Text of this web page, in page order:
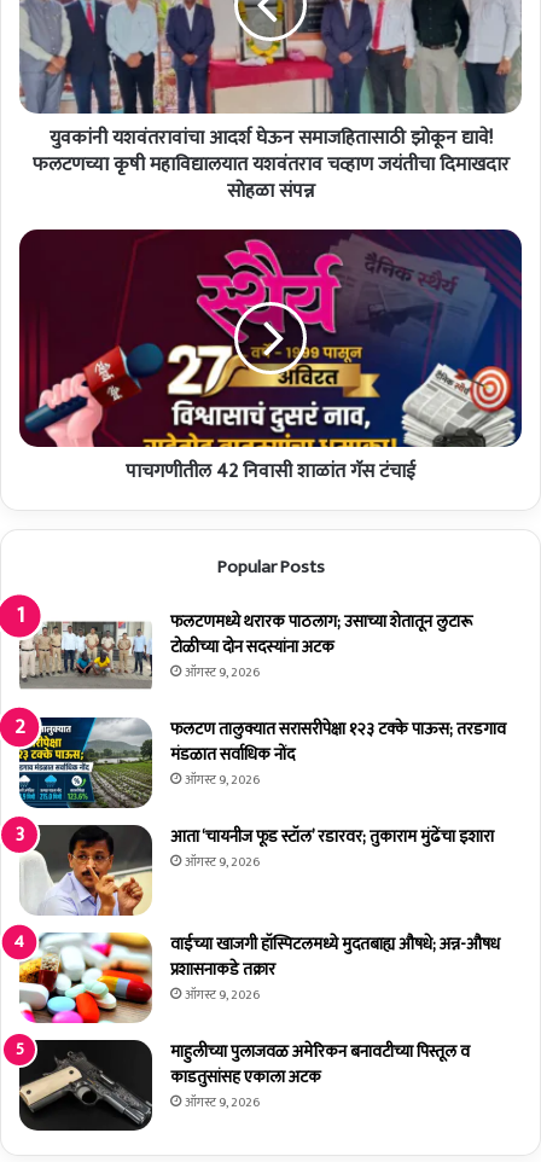
य
श
वं
त
रा
र्श
हि
ता
झो
द्या
वे
!
फ
ल
ट
ण
च्या
कृ
षी
म
वि
द्या
ल
या
त
य
श
वं
त
रा
व
युवकांनी यशवंतरावांचा आदर्श घेऊन समाजहितासाठी झोकून द्यावे!
फलटणच्या कृषी महाविद्यालयात यशवंतराव चव्हाण जयंतीचा दिमाखदार
सोहळा संपन्न
पा
2
नि
गॅ
स
टं
चा
ई
पाचगणीतील 42 निवासी शाळांत गॅस टंचाई
Popular Posts
फलटणमध्ये थरारक पाठलाग; उसाच्या शेतातून लुटारू
टोळीच्या दोन सदस्यांना अटक
ऑगस्ट 9, 2026
फलटण तालुक्यात सरासरीपेक्षा १२३ टक्के पाऊस; तरडगाव
मंडळात सर्वाधिक नोंद
ऑगस्ट 9, 2026
आता ‘चायनीज फूड स्टॉल’ रडारवर; तुकाराम मुंढेंचा इशारा
ऑगस्ट 9, 2026
वाईच्या खाजगी हॉस्पिटलमध्ये मुदतबाह्य औषधे; अन्न-औषध
प्रशासनाकडे तक्रार
ऑगस्ट 9, 2026
माहुलीच्या पुलाजवळ अमेरिकन बनावटीच्या पिस्तूल व
काडतुसांसह एकाला अटक
ऑगस्ट 9, 2026